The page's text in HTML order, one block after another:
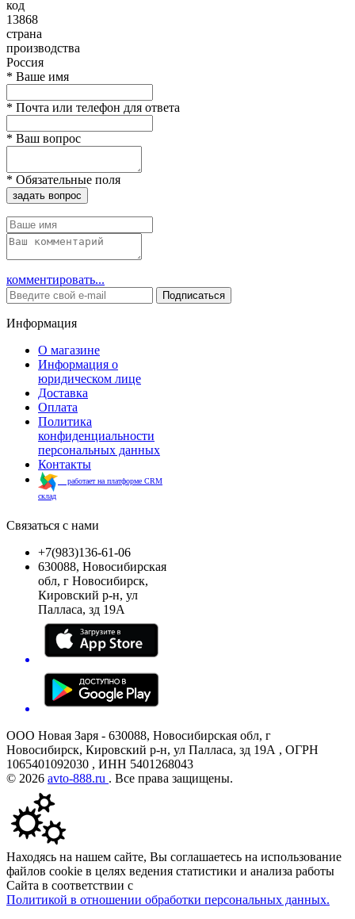
код
13868
страна
производства
Россия
* Ваше имя
* Почта или телефон для ответа
* Ваш вопрос
* Обязательные поля
задать вопрос
комментировать...
Подписаться
Информация
О магазине
Информация о
юридическом лице
Доставка
Оплата
Политика
конфиденциальности
персональных данных
Контакты
работает на платформе CRM
склад
Связаться с нами
+7(983)136-61-06
630088, Новосибирская
обл, г Новосибирск,
Кировский р-н, ул
Палласа, зд 19А
ООО Новая Заря - 630088, Новосибирская обл, г
Новосибирск, Кировский р-н, ул Палласа, зд 19А , ОГРН
1065401092030 , ИНН 5401268043
© 2026 avto-888.ru . Все права защищены.
Находясь на нашем сайте, Вы соглашаетесь на использование
файлов cookie в целях ведения статистики и анализа работы
Сайта в соответствии с
Политикой в отношении обработки персональных данных.